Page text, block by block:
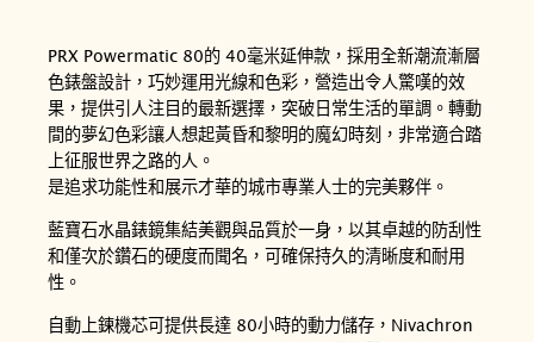
PRX Powermatic 80的 40毫米延伸款，採用全新潮流漸層
色錶盤設計，巧妙運用光線和色彩，營造出令人驚嘆的效
果，提供引人注目的最新選擇，突破日常生活的單調。轉動
間的夢幻色彩讓人想起黃昏和黎明的魔幻時刻，非常適合踏
上征服世界之路的人。
是追求功能性和展示才華的城市專業人士的完美夥伴。
藍寶石水晶錶鏡集結美觀與品質於一身，以其卓越的防刮性
和僅次於鑽石的硬度而聞名，可確保持久的清晰度和耐用
性。
自動上鍊機芯可提供長達 80小時的動力儲存，Nivachron